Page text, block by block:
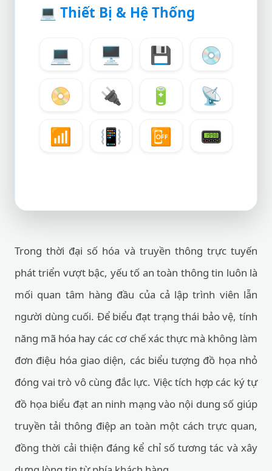
💻 Thiết Bị & Hệ Thống
💻 🖥️ 💾
💿
📀
🔌 🔋
📡
📶
📳 📴 📟
Trong thời đại số hóa và truyền thông trực tuyến
phát triển vượt bậc, yếu tố an toàn thông tin luôn là
mối quan tâm hàng đầu của cả lập trình viên lẫn
người dùng cuối. Để biểu đạt trạng thái bảo vệ, tính
năng mã hóa hay các cơ chế xác thực mà không làm
đơn điệu hóa giao diện, các biểu tượng đồ họa nhỏ
đóng vai trò vô cùng đắc lực. Việc tích hợp các ký tự
đồ họa biểu đạt an ninh mạng vào nội dung số giúp
truyền tải thông điệp an toàn một cách trực quan,
đồng thời cải thiện đáng kể chỉ số tương tác và xây